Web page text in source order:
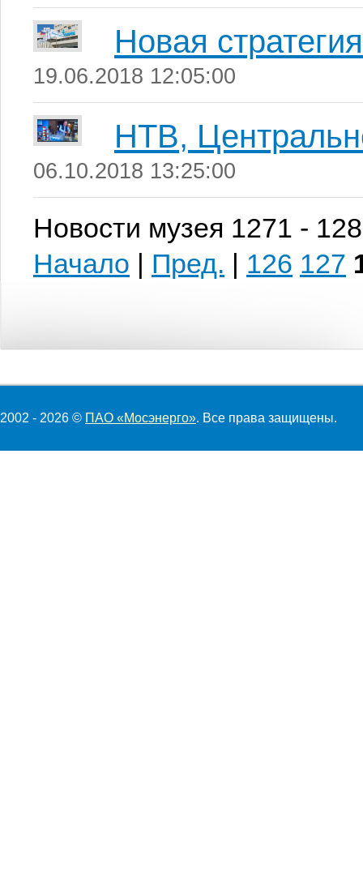
Новая
19.06.2018 12:05:00
НТВ,
06.10.2018 13:25:00
Новости музея 1271 -
Начало | Пред. | 126 127
2002 - 2026 © ПАО «Мосэнерго». Все права защищены.